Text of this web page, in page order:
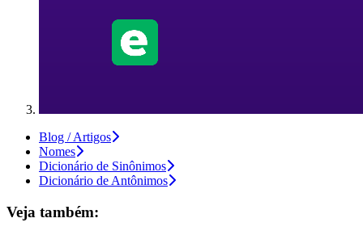
Blog / Artigos
Nomes
Dicionário de Sinônimos
Dicionário de Antônimos
Veja também: